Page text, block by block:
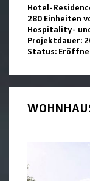
Hotel-
280 Einheiten
Hospitality-
Projektdauer:
Status: